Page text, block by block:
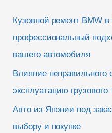
Кузовной ремонт BMW в
профессиональный
вашего автомобиля
Влияние неправильного
эксплуатацию грузового
Авто из Японии под
выбору и покупке